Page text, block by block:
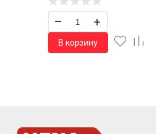
– +
В корзину